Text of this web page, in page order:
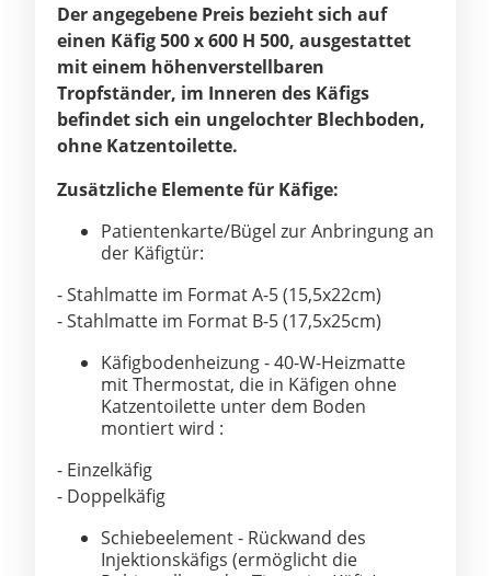
Der angegebene Preis bezieht sich auf
einen Käfig 500 x 600 H 500, ausgestattet
mit einem höhenverstellbaren
Tropfständer, im Inneren des Käfigs
befindet sich ein ungelochter Blechboden,
ohne Katzentoilette.
Zusätzliche Elemente für Käfige:
Patientenkarte/Bügel zur Anbringung an
der Käfigtür:
-Stahlmatte im Format A-5 (15,5x22cm)
-Stahlmatte im Format B-5 (17,5x25cm)
Käfigbodenheizung - 40-W-Heizmatte
mit Thermostat, die in Käfigen ohne
Katzentoilette unter dem Boden
montiert wird :
- Einzelkäfig
- Doppelkäfig
Schiebeelement - Rückwand des
Injektionskäfigs (ermöglicht die